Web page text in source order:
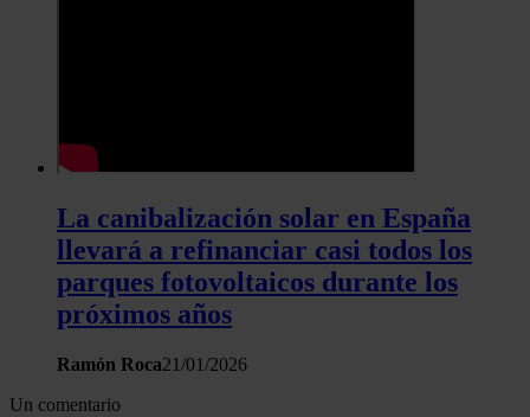
recopilado a partir del uso que haya hecho de sus servicios.
La canibalización solar en España
llevará a refinanciar casi todos los
parques fotovoltaicos durante los
próximos años
Ramón Roca21/01/2026
Un comentario